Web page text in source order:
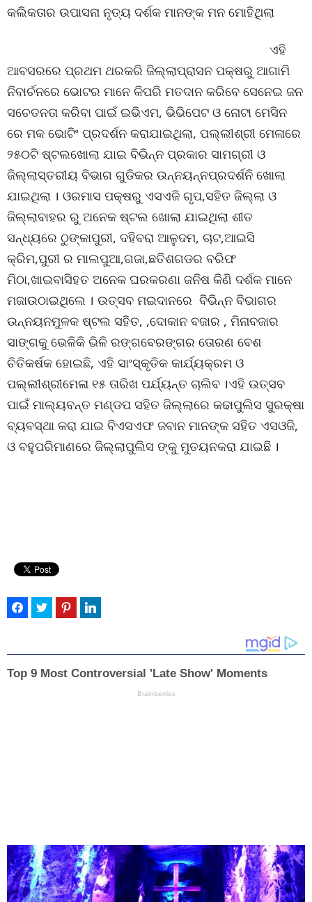
କଲିକତାର ଉପାସନା ନୃତ୍ୟ ଦର୍ଶକ ମାନଙ୍କ ମନ ମୋହିଥିଲା
ଏହି
ଆବସରରେ ପ୍ରଥମ ଥରକରି ଜିଲ୍ଲାପ୍ରାସନ ପକ୍ଷରୁ ଆଗାମି
ନିବାର୍ଚନରେ ଭୋଟର ମାନେ କିପରି ମତଦାନ କରିବେ ସେନେଇ ଜନ
ସଚେତନତା କରିବା ପାଇଁ ଇଭିଏମ, ଭିଭିପେଟ ଓ ନୋଟା ମେସିନ
ରେ ମକ ଭୋଟିଂ ପ୍ରଦର୍ଶନ କରାଯାଇଥିଲା, ପଲ୍ଲୀଶ୍ରୀ ମେଳାରେ
୨୫୦ଟି ଷ୍ଟଲଖୋଲା ଯାଇ ବିଭିନ୍ନ ପ୍ରକାର ସାମଗ୍ରୀ ଓ
ଜିଲ୍ଲାସ୍ତରୀୟ ବିଭାଗ ଗୁଡିକର ଉନ୍ନୟନ୍ନପ୍ରଦର୍ଶନି ଖୋଲା
ଯାଇଥିଲା । ଓରମାସ ପକ୍ଷରୁ ଏସଏଜି ଗୃପ,ସହିତ ଜିଲ୍ଲା ଓ
ଜିଲ୍ଲାବାହର ରୁ ଅନେକ ଷ୍ଟଲ ଖୋଲା ଯାଇଥିଲା ଶୀତ
ସନ୍ଧ୍ୟରେ ଠୁଙ୍କାପୁରୀ, ଦହିବରା ଆଳୁଦମ, ଚାଟ,ଆଇସି
କ୍ରିମ,ପୁରୀ ର ମାଲପୁଆ,ଗଜା,ଛତିଶଗଡର ବରିଫ
ମିଠା,ଖାଇବାସିହତ ଅନେକ ଘରକରଣା ଜନିଷ କିଣି ଦର୍ଶକ ମାନେ
ମଜାଉଠାଇଥିଲେ । ଉତ୍ସବ ମଇଦାନରେ ବିଭିନ୍ନ ବିଭାଗର
ଉନ୍ନୟନମୁଳକ ଷ୍ଟଲ ସହିତ, ,ଦୋକାନ ବଜାର , ମିନାବଜାର
ସାଙ୍ଗକୁ ଭେଳିକି ଭିଳି ରଙ୍ଗବେରଙ୍ଗର ତୋରଣ ବେଶ
ଚିତିକର୍ଷକ ହୋଇଛି, ଏହି ସାଂସ୍କୃତିକ କାର୍ଯ୍ୟକ୍ରମ ଓ
ପଲ୍ଲୀଶ୍ରୀମେଳା ୧୫ ତାରିଖ ପର୍ଯ୍ୟନ୍ତ ଚାଲିବ ।ଏହି ଉତ୍ସବ
ପାଇଁ ମାଲ୍ୟବନ୍ତ ମଣ୍ଡପ ସହିତ ଜିଲ୍ଲାରେ କଢାପୁଲିସ ସୁରକ୍ଷା
ବ୍ୟବସ୍ଥା କରା ଯାଇ ବିଏସଏଫ ଜବାନ ମାନଙ୍କ ସହିତ ଏସଓଜି,
ଓ ବହୁପରିମାଣରେ ଜିଲ୍ଲାପୁଲିସ ଙ୍କୁ ମୁତୟନକରା ଯାଇଛି ।